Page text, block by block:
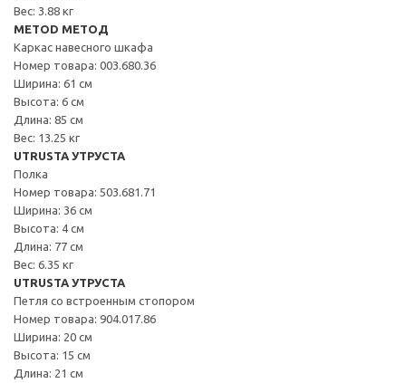
Вес: 3.88 кг
METOD МЕТОД
Каркас навесного шкафа
Номер товара: 003.680.36
Ширина: 61 см
Высота: 6 см
Длина: 85 см
Вес: 13.25 кг
UTRUSTA УТРУСТА
Полка
Номер товара: 503.681.71
Ширина: 36 см
Высота: 4 см
Длина: 77 см
Вес: 6.35 кг
UTRUSTA УТРУСТА
Петля со встроенным стопором
Номер товара: 904.017.86
Ширина: 20 см
Высота: 15 см
Длина: 21 см